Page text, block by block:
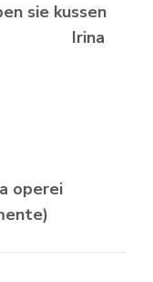
sie kussen
Irina
operei